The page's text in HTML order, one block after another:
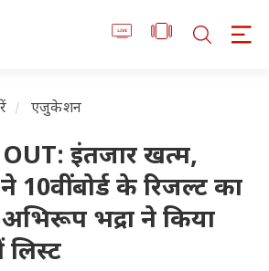
एजुकेशन
इंतजार खत्म,
10वीं बोर्ड के रिजल्ट का
भद्रा ने किया
लिस्ट